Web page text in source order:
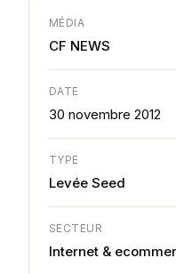
MÉDIA
CF NEWS
DATE
30 novembre 2012
TYPE
Levée Seed
SECTEUR
Internet &